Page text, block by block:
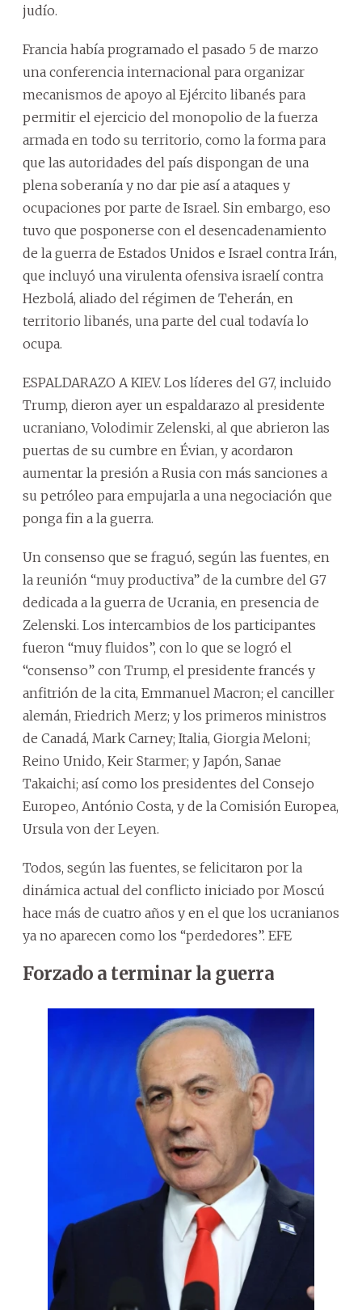
judío.
Francia había programado el pasado 5 de marzo
una conferencia internacional para organizar
mecanismos de apoyo al Ejército libanés para
permitir el ejercicio del monopolio de la fuerza
armada en todo su territorio, como la forma para
que las autoridades del país dispongan de una
plena soberanía y no dar pie así a ataques y
ocupaciones por parte de Israel. Sin embargo, eso
tuvo que posponerse con el desencadenamiento
de la guerra de Estados Unidos e Israel contra Irán,
que incluyó una virulenta ofensiva israelí contra
Hezbolá, aliado del régimen de Teherán, en
territorio libanés, una parte del cual todavía lo
ocupa.
ESPALDARAZO A KIEV. Los líderes del G7, incluido
Trump, dieron ayer un espaldarazo al presidente
ucraniano, Volodimir Zelenski, al que abrieron las
puertas de su cumbre en Évian, y acordaron
aumentar la presión a Rusia con más sanciones a
su petróleo para empujarla a una negociación que
ponga fin a la guerra.
Un consenso que se fraguó, según las fuentes, en
la reunión “muy productiva” de la cumbre del G7
dedicada a la guerra de Ucrania, en presencia de
Zelenski. Los intercambios de los participantes
fueron “muy fluidos”, con lo que se logró el
“consenso” con Trump, el presidente francés y
anfitrión de la cita, Emmanuel Macron; el canciller
alemán, Friedrich Merz; y los primeros ministros
de Canadá, Mark Carney; Italia, Giorgia Meloni;
Reino Unido, Keir Starmer; y Japón, Sanae
Takaichi; así como los presidentes del Consejo
Europeo, António Costa, y de la Comisión Europea,
Ursula von der Leyen.
Todos, según las fuentes, se felicitaron por la
dinámica actual del conflicto iniciado por Moscú
hace más de cuatro años y en el que los ucranianos
ya no aparecen como los “perdedores”. EFE
Forzado a terminar la guerra